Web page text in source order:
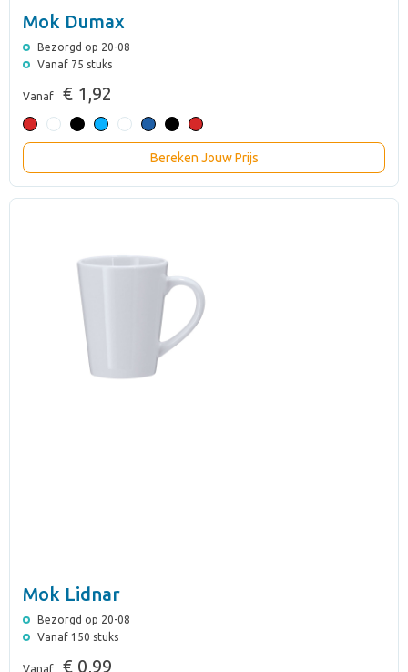
Mok Dumax
Bezorgd op 20-08
Vanaf 75 stuks
Vanaf € 1,92
Bereken Jouw Prijs
Mok Lidnar
Bezorgd op 20-08
Vanaf 150 stuks
Vanaf € 0,99